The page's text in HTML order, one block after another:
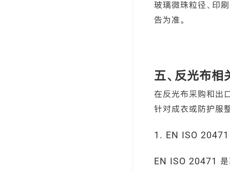
玻璃微珠粒径、印
告为准。
五、反光布
在反光布采购和出
针对成衣或防护服
1. EN ISO 20471
EN ISO 20471 是